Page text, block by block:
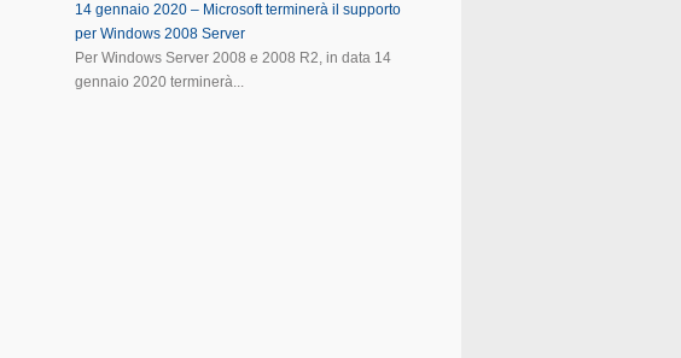
14 gennaio 2020 – Microsoft terminerà il supporto
per Windows 2008 Server
Per Windows Server 2008 e 2008 R2, in data 14
gennaio 2020 terminerà...